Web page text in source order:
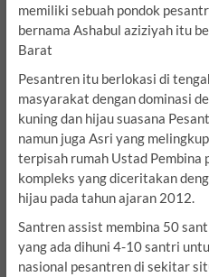
memiliki sebuah pondok
bernama Ashabul aziziyah itu
Barat
Pesantren itu berlokasi di
masyarakat dengan dominasi
kuning dan hijau suasana
namun juga Asri yang
terpisah rumah Ustad Pembina
kompleks yang diceritakan
hijau pada tahun ajaran 2012.
Santren assist membina 50
yang ada dihuni 4-10 santri
nasional pesantren di sekitar